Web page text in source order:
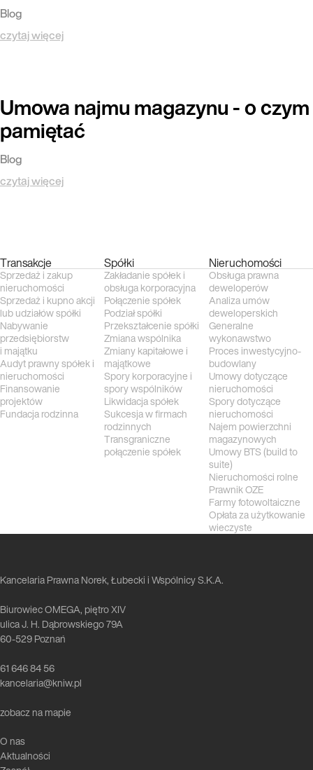
Blog
czytaj więcej
Umowa najmu magazynu - o czym
pamiętać
Blog
czytaj więcej
Transakcje
Sprzedaż i zakup
nieruchomości
Sprzedaż i kupno akcji
lub udziałów spółki
Nabywanie
przedsiębiorstw
i majątku
Audyt prawny spółek i
nieruchomości
Finansowanie
projektów
Fundacja rodzinna
Spółki
Zakładanie spółek i
obsługa korporacyjna
Połączenie spółek
Podział spółki
Przekształcenie spółki
Zmiana wspólnika
Zmiany kapitałowe i
majątkowe
Spory korporacyjne i
spory wspólników
Likwidacja spółek
Sukcesja w firmach
rodzinnych
Transgraniczne
połączenie spółek
Nieruchomości
Obsługa prawna
deweloperów
Analiza umów
deweloperskich
Generalne
wykonawstwo
Proces inwestycyjno-
budowlany
Umowy dotyczące
nieruchomości
Spory dotyczące
nieruchomości
Najem powierzchni
magazynowych
Umowy BTS (build to
suite)
Nieruchomości rolne
Prawnik OZE
Farmy fotowoltaiczne
Opłata za użytkowanie
wieczyste
Kancelaria Prawna Norek, Łubecki i Wspólnicy S.K.A.
Biurowiec OMEGA, piętro XIV
ulica J. H. Dąbrowskiego 79A
60-529 Poznań
61 646 84 56
kancelaria@kniw.pl
zobacz na mapie
O nas
Aktualności